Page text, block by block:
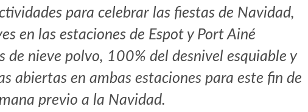
para celebrar las fiestas de Navidad,
en las estaciones de Espot y Port Ainé
nieve polvo, 100% del desnivel esquiable y
abiertas en ambas estaciones para este fin de
previo a la Navidad.